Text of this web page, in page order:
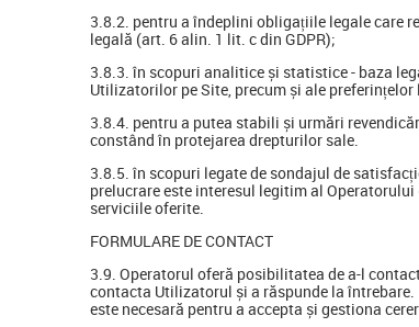
3.8.2. pentru a îndeplini obligațiile legale care
legală (art. 6 alin. 1 lit. c din GDPR);
3.8.3. în scopuri analitice și statistice - baza
Utilizatorilor pe Site, precum și ale
3.8.4. pentru a putea stabili și urmări
constând în protejarea drepturilor sale.
3.8.5. în scopuri legate de sondajul de
prelucrare este interesul legitim al
serviciile oferite.
FORMULARE DE CONTACT
3.9. Operatorul oferă posibilitatea de a-l
contacta Utilizatorul și a răspunde la
este necesară pentru a accepta și gestiona